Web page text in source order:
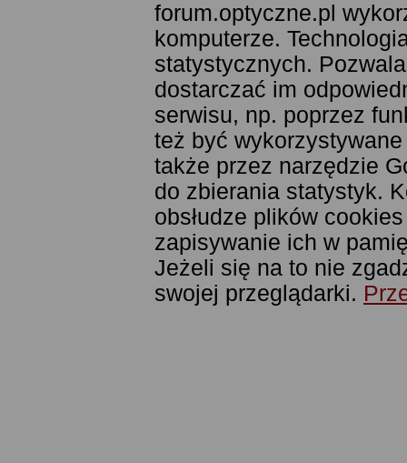
forum.optyczne.pl
komputerze.
statystycznych.
dostarczać im
serwisu, np. poprzez
też być
także przez narzędzie
do zbierania statystyk.
obsłudze plików
zapisywanie ich w
Jeżeli się na to nie
swojej przeglądarki.